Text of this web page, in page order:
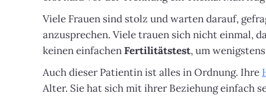
Viele Frauen sind stolz und warten darauf,
anzusprechen. Viele trauen sich nicht einmal,
keinen einfachenFertilitätstest, um
Auch dieser Patientin ist alles in Ordnung. Ihre
Alter. Sie hat sich mit ihrer Beziehung einfach